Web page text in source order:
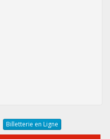
Billetterie en Ligne